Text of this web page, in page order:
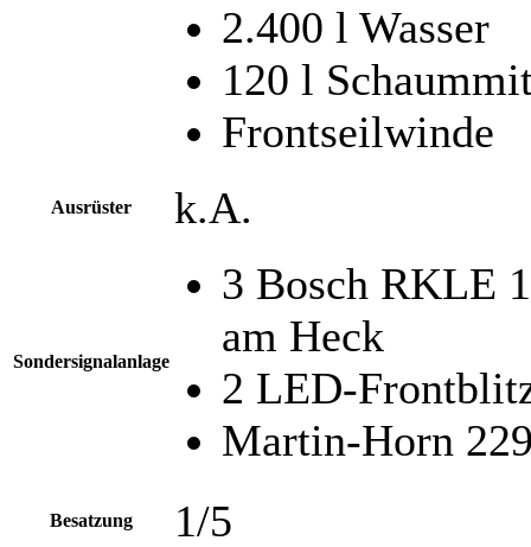
2.400 l Wasser
120 l
Frontseilwinde
Ausrüster k.A.
Sondersignalanlage
3 Bosch RKLE
am Heck
2 LED-
Martin-Horn
Besatzung 1/5